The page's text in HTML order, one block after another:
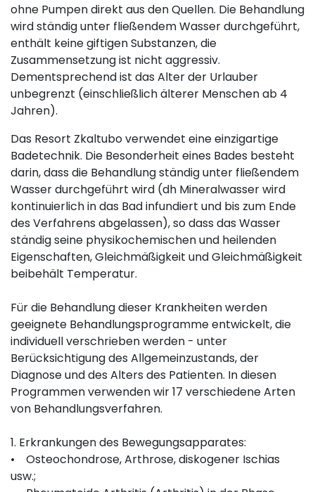
ohne Pumpen direkt aus den Quellen. Die Behandlung
wird ständig unter fließendem Wasser durchgeführt,
enthält keine giftigen Substanzen, die
Zusammensetzung ist nicht aggressiv.
Dementsprechend ist das Alter der Urlauber
unbegrenzt (einschließlich älterer Menschen ab 4
Jahren).
Das Resort Zkaltubo verwendet eine einzigartige
Badetechnik. Die Besonderheit eines Bades besteht
darin, dass die Behandlung ständig unter fließendem
Wasser durchgeführt wird (dh Mineralwasser wird
kontinuierlich in das Bad infundiert und bis zum Ende
des Verfahrens abgelassen), so dass das Wasser
ständig seine physikochemischen und heilenden
Eigenschaften, Gleichmäßigkeit und Gleichmäßigkeit
beibehält Temperatur.
Für die Behandlung dieser Krankheiten werden
geeignete Behandlungsprogramme entwickelt, die
individuell verschrieben werden - unter
Berücksichtigung des Allgemeinzustands, der
Diagnose und des Alters des Patienten. In diesen
Programmen verwenden wir 17 verschiedene Arten
von Behandlungsverfahren.
1. Erkrankungen des Bewegungsapparates:
• Osteochondrose, Arthrose, diskogener Ischias
usw.;